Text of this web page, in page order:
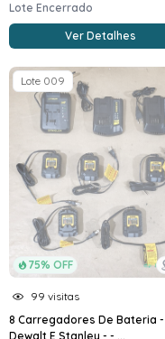
Lote Encerrado
Ver Detalhes
75% OFF
Lote 009
99 visitas
8 Carregadores De Bateria -
Dewalt E Stanley - - ...